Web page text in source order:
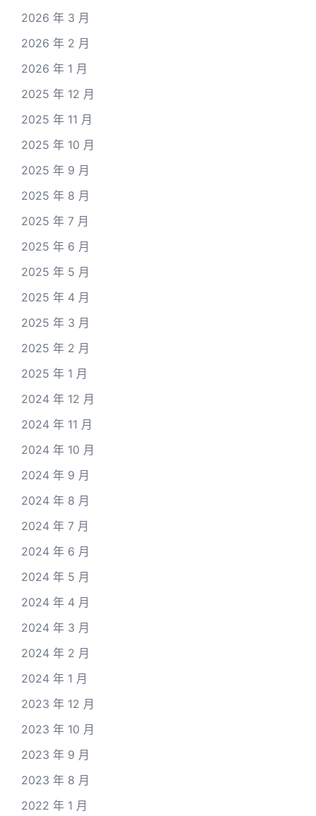
2026 年 3 月
2026 年 2 月
2026 年 1 月
2025 年 12 月
2025 年 11 月
2025 年 10 月
2025 年 9 月
2025 年 8 月
2025 年 7 月
2025 年 6 月
2025 年 5 月
2025 年 4 月
2025 年 3 月
2025 年 2 月
2025 年 1 月
2024 年 12 月
2024 年 11 月
2024 年 10 月
2024 年 9 月
2024 年 8 月
2024 年 7 月
2024 年 6 月
2024 年 5 月
2024 年 4 月
2024 年 3 月
2024 年 2 月
2024 年 1 月
2023 年 12 月
2023 年 10 月
2023 年 9 月
2023 年 8 月
2022 年 1 月